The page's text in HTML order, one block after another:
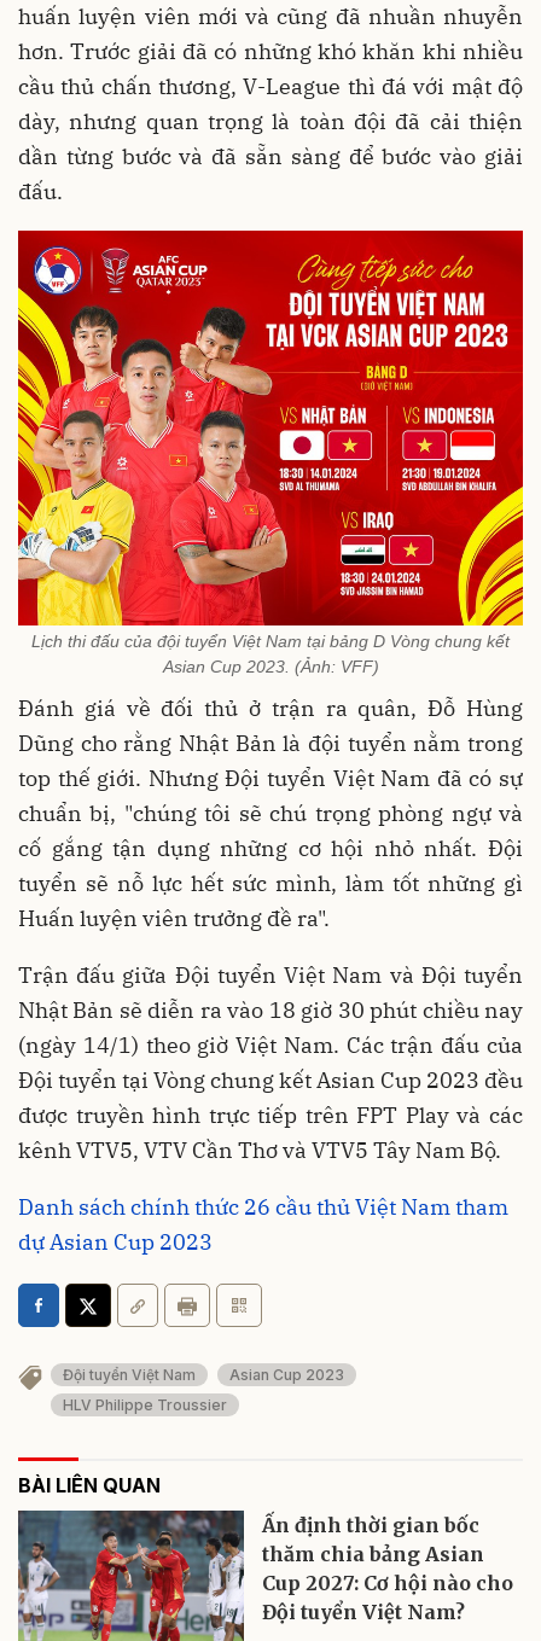
huấn luyện viên mới và cũng đã nhuần nhuyễn
hơn. Trước giải đã có những khó khăn khi nhiều
cầu thủ chấn thương, V-League thì đá với mật độ
dày, nhưng quan trọng là toàn đội đã cải thiện
dần từng bước và đã sẵn sàng để bước vào giải
đấu.
Lịch thi đấu của đội tuyển Việt Nam tại bảng D Vòng chung kết
Asian Cup 2023. (Ảnh: VFF)
Đánh giá về đối thủ ở trận ra quân, Đỗ Hùng
Dũng cho rằng Nhật Bản là đội tuyển nằm trong
top thế giới. Nhưng Đội tuyển Việt Nam đã có sự
chuẩn bị, "chúng tôi sẽ chú trọng phòng ngự và
cố gắng tận dụng những cơ hội nhỏ nhất. Đội
tuyển sẽ nỗ lực hết sức mình, làm tốt những gì
Huấn luyện viên trưởng đề ra".
Trận đấu giữa Đội tuyển Việt Nam và Đội tuyển
Nhật Bản sẽ diễn ra vào 18 giờ 30 phút chiều nay
(ngày 14/1) theo giờ Việt Nam. Các trận đấu của
Đội tuyển tại Vòng chung kết Asian Cup 2023 đều
được truyền hình trực tiếp trên FPT Play và các
kênh VTV5, VTV Cần Thơ và VTV5 Tây Nam Bộ.
Danh sách chính thức 26 cầu thủ Việt Nam tham
dự Asian Cup 2023
Đội tuyển Việt Nam
Asian Cup 2023
HLV Philippe Troussier
BÀI LIÊN QUAN
Ấn định thời gian bốc
thăm chia bảng Asian
Cup 2027: Cơ hội nào cho
Đội tuyển Việt Nam?